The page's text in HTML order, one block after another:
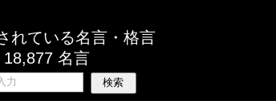
れている名言・格言
名言